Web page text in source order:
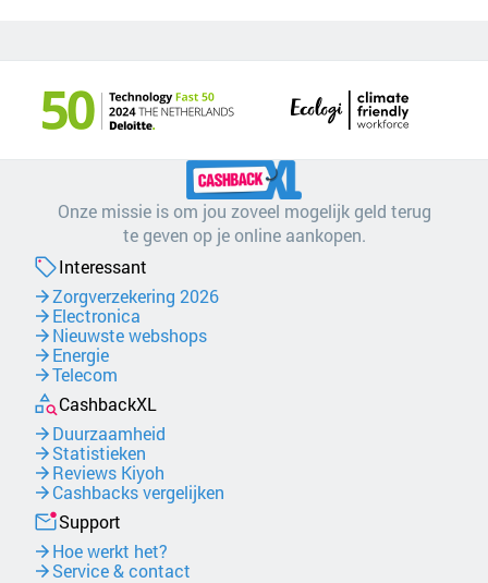
Onze missie is om jou zoveel mogelijk geld terug
te geven op je online aankopen.
Interessant
Zorgverzekering 2026
Electronica
Nieuwste webshops
Energie
Telecom
CashbackXL
Duurzaamheid
Statistieken
Reviews Kiyoh
Cashbacks vergelijken
Support
Hoe werkt het?
Service & contact